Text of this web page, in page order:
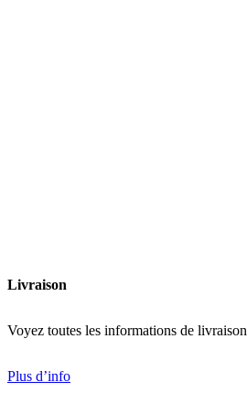
Livraison
Voyez toutes les informations de livraison
Plus d’info